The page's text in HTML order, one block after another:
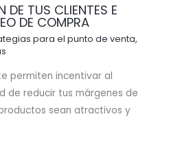
TUS CLIENTES E
DE COMPRA
para el punto de venta,
permiten incentivar al
de reducir tus márgenes de
sean atractivos y